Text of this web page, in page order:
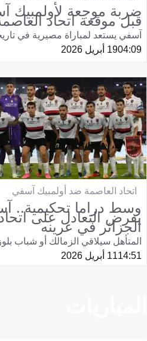
ضربة موجعة لأولمبيك
قبل موقعة اتحاد
آسفي يستعد لمباراة مصيرية في
04:0919 أبريل 2026
اتحاد العاصمة ضد أولمبيك آسفي
وسط دراما تحكيمية..
يفرض التعادل على
الجزائر في عرينه
المتأهل سيلاقي الزمالك أو شباب
14:5111 أبريل 2026